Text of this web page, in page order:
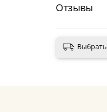
Отзывы
Выбрать